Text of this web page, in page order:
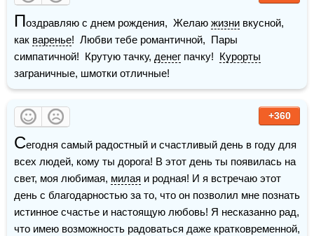
Поздравляю с днем рождения,  Желаю жизни вкусной,
как варенье!  Любви тебе романтичной,  Пары
симпатичной!  Крутую тачку, денег пачку! Курорты
заграничные, шмотки отличные!
+360
Сегодня самый радостный и счастливый день в году для
всех людей, кому ты дорога! В этот день ты появилась на
свет, моя любимая, милая и родная! И я встречаю этот
день с благодарностью за то, что он позволил мне познать
истинное счастье и настоящую любовь! Я несказанно рад,
что имею возможность радоваться даже кратковременной,